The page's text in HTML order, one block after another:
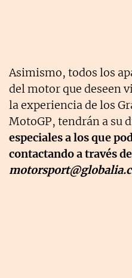
Asimismo, todos los
del motor que deseen
la experiencia de los
MotoGP, tendrán a su
especiales a los que
contactando a través